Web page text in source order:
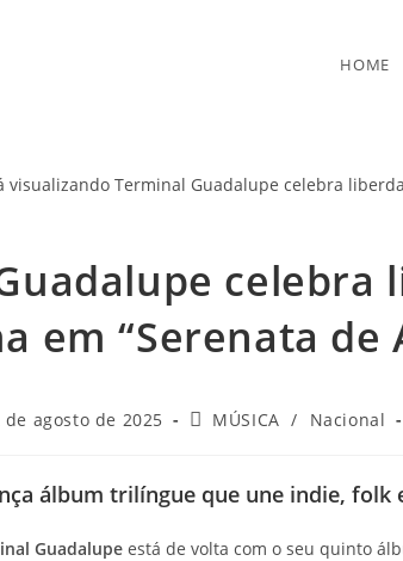
HOME
celebra
em “Serenata de
de agosto de 2025
Categoria
MÚSICA / Nacional
álbum trilíngue que une indie, folk
Guadalupe está de volta com o seu quinto